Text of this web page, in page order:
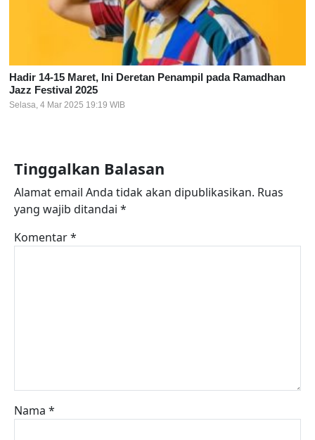
Hadir 14-15 Maret, Ini Deretan Penampil pada Ramadhan
Jazz Festival 2025
Selasa, 4 Mar 2025 19:19 WIB
Tinggalkan Balasan
Alamat email Anda tidak akan dipublikasikan. Ruas
yang wajib ditandai *
Komentar*
Nama *